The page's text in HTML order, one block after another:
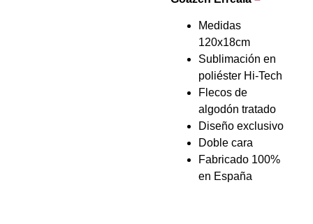
Medidas
120x18cm
Sublimación en
poliéster Hi-Tech
Flecos de
algodón tratado
Diseño exclusivo
Doble cara
Fabricado 100%
en España